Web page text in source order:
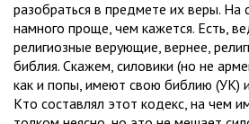
разобраться в предмете их веры. На
намного проще, чем кажется. Есть,
религиозные верующие, вернее,
библия. Скажем, силовики (но не
как и попы, имеют свою библию (УК)
Кто составлял этот кодекс, на чем